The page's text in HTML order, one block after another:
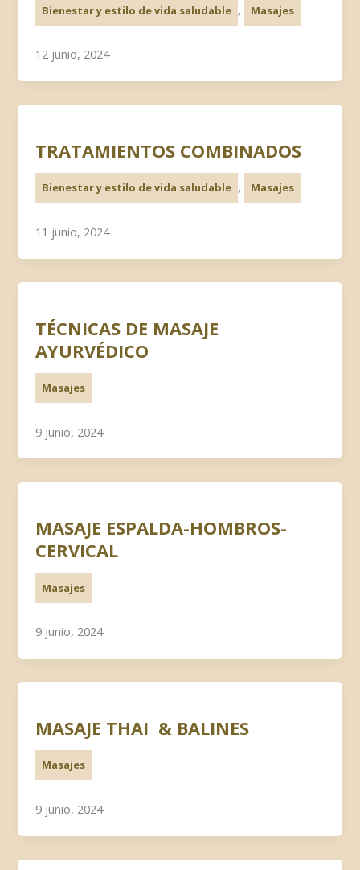
Bienestar y estilo de vida saludable , Masajes
12 junio, 2024
TRATAMIENTOS COMBINADOS
Bienestar y estilo de vida saludable , Masajes
11 junio, 2024
TÉCNICAS DE MASAJE
AYURVÉDICO
Masajes
9 junio, 2024
MASAJE ESPALDA-HOMBROS-
CERVICAL
Masajes
9 junio, 2024
MASAJE THAI & BALINES
Masajes
9 junio, 2024